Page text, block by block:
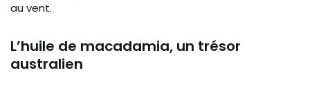
au vent.
L’huile de macadamia, un trésor
australien